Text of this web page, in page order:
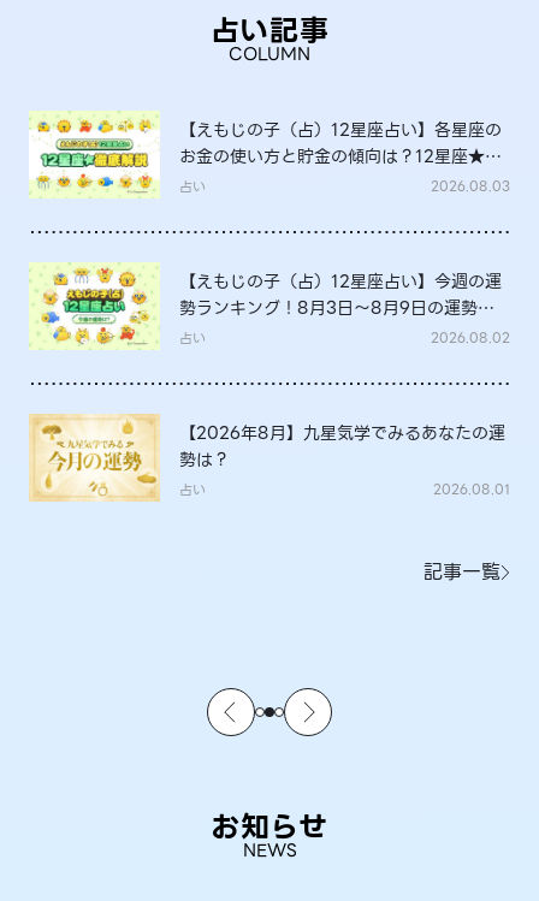
占い記事
COLUMN
【えもじの子（占）12星座占い】各星座の
お金の使い方と貯金の傾向は？12星座★徹
底解説
占い 2026.08.03
【えもじの子（占）12星座占い】今週の運
勢ランキング！8月3日～8月9日の運勢
は？
占い 2026.08.02
【2026年8月】九星気学でみるあなたの運
勢は？
占い 2026.08.01
記事一覧
お知らせ
NEWS